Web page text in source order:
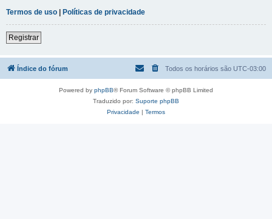
Termos de uso | Políticas de privacidade
Registrar
Índice do fórum Todos os horários são UTC-03:00
Powered by phpBB® Forum Software © phpBB Limited
Traduzido por: Suporte phpBB
Privacidade | Termos